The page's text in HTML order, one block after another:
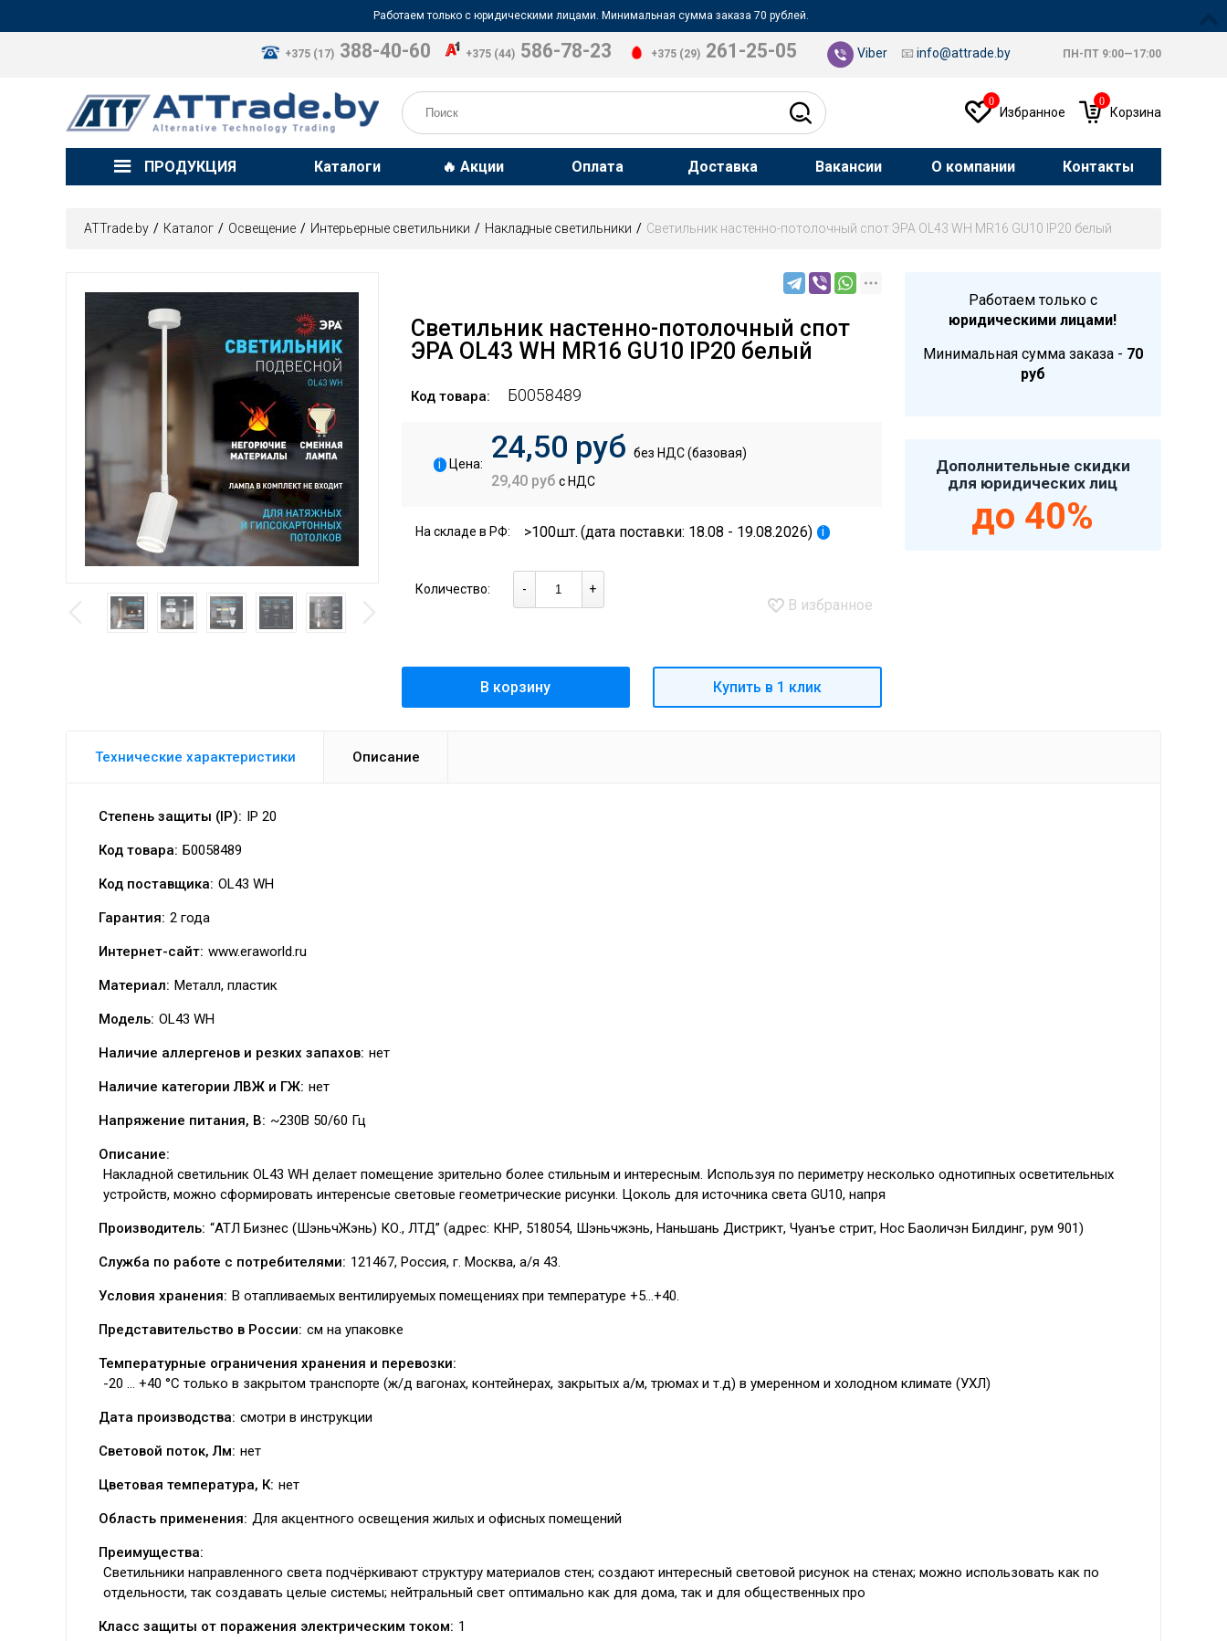
Работаем только с юридическими лицами. Минимальная сумма заказа 70 рублей.
+375 (17) 388-40-60 +375 (44) 586-78-23 +375 (29) 261-25-05 Viber 📧 info@attrade.by ПН-ПТ 9:00—17:00
0
Избранное
0
Корзина
ПРОДУКЦИЯ Каталоги 🔥 Акции Оплата Доставка Вакансии О компании Контакты
ATTrade.by Каталог Освещение Интерьерные светильники Накладные светильники Светильник настенно-потолочный спот ЭРА OL43 WH MR16 GU10 IP20 белый
Светильник настенно-потолочный спот
ЭРА OL43 WH MR16 GU10 IP20 белый
Код товара: Б0058489
i Цена: 24,50 руб без НДС (базовая)
29,40 руб с НДС
На складе в РФ: >100шт. (дата поставки: 18.08 - 19.08.2026) i
Количество: - +
В избранное
В корзину Купить в 1 клик
Технические характеристики Описание
Степень защиты (IP): IP 20
Код товара: Б0058489
Код поставщика: OL43 WH
Гарантия: 2 года
Интернет-сайт: www.eraworld.ru
Материал: Металл, пластик
Модель: OL43 WH
Наличие аллергенов и резких запахов: нет
Наличие категории ЛВЖ и ГЖ: нет
Напряжение питания, В: ~230В 50/60 Гц
Описание:
Накладной светильник OL43 WH делает помещение зрительно более стильным и интересным. Используя по периметру несколько однотипных осветительных
устройств, можно сформировать интеренсые световые геометрические рисунки. Цоколь для источника света GU10, напря
Производитель: “АТЛ Бизнес (ШэньчЖэнь) КО., ЛТД” (адрес: КНР, 518054, Шэньчжэнь, Наньшань Дистрикт, Чуанъе стрит, Нос Баоличэн Билдинг, рум 901)
Служба по работе с потребителями: 121467, Россия, г. Москва, а/я 43.
Условия хранения: В отапливаемых вентилируемых помещениях при температуре +5…+40.
Представительство в России: см на упаковке
Температурные ограничения хранения и перевозки:
-20 ... +40 °C только в закрытом транспорте (ж/д вагонах, контейнерах, закрытых а/м, трюмах и т.д) в умеренном и холодном климате (УХЛ)
Дата производства: смотри в инструкции
Световой поток, Лм: нет
Цветовая температура, К: нет
Область применения: Для акцентного освещения жилых и офисных помещений
Преимущества:
Светильники направленного света подчёркивают структуру материалов стен; создают интересный световой рисунок на стенах; можно использовать как по
отдельности, так создавать целые системы; нейтральный свет оптимально как для дома, так и для общественных про
Класс защиты от поражения электрическим током: 1
Работаем только с
юридическими лицами!
Минимальная сумма заказа - 70
руб
Дополнительные скидки
для юридических лиц
до 40%